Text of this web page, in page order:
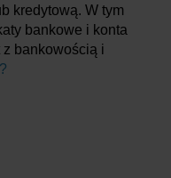
kredytową. W tym
bankowe i konta
bankowością i